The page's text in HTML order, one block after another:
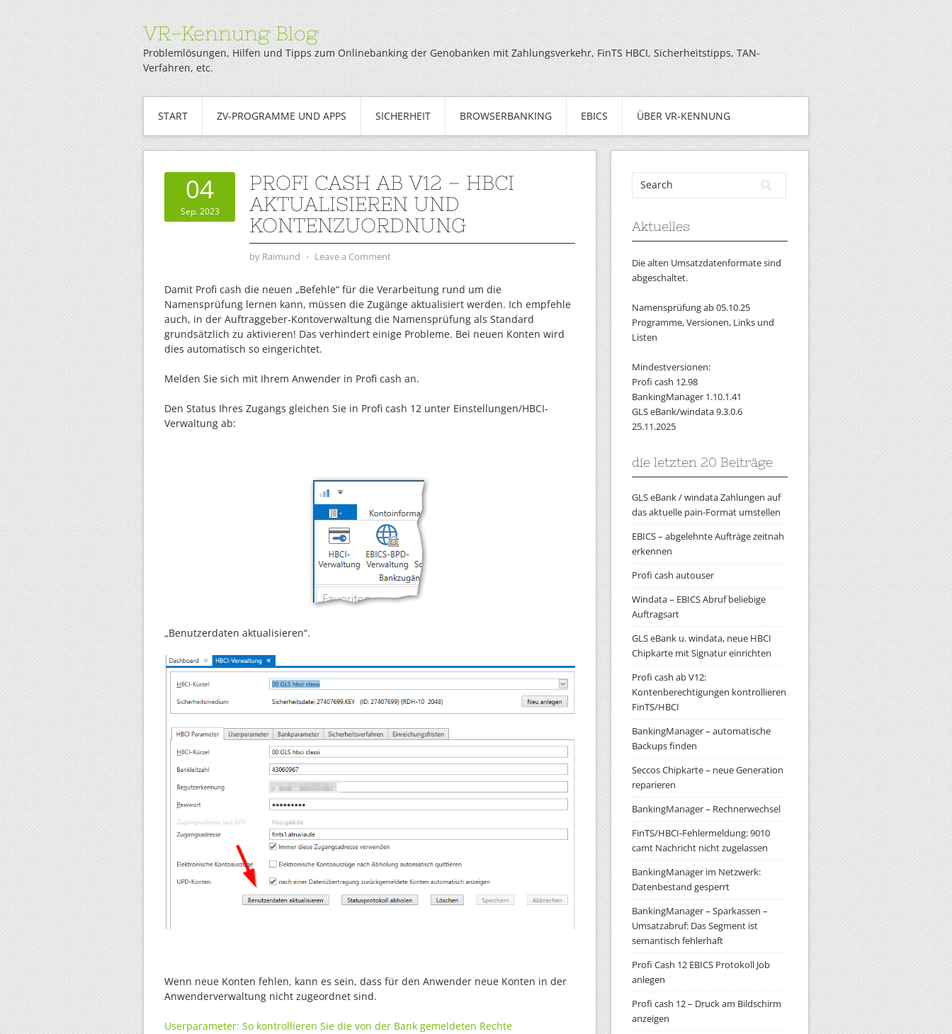
VR-Kennung Blog
Problemlösungen, Hilfen und Tipps zum Onlinebanking der Genobanken mit Zahlungsverkehr, FinTS HBCI, Sicherheitstipps, TAN-
Verfahren, etc.
START ZV-PROGRAMME UND APPS SICHERHEIT BROWSERBANKING EBICS ÜBER VR-KENNUNG
04
Sep. 2023
PROFI CASH AB V12 – HBCI
AKTUALISIEREN UND
KONTENZUORDNUNG
by Raimund ⋅ Leave a Comment
Damit Profi cash die neuen „Befehle“ für die Verarbeitung rund um die
Namensprüfung lernen kann, müssen die Zugänge aktualisiert werden. Ich empfehle
auch, in der Auftraggeber-Kontoverwaltung die Namensprüfung als Standard
grundsätzlich zu aktivieren! Das verhindert einige Probleme. Bei neuen Konten wird
dies automatisch so eingerichtet.
Melden Sie sich mit Ihrem Anwender in Profi cash an.
Den Status Ihres Zugangs gleichen Sie in Profi cash 12 unter Einstellungen/HBCI-
Verwaltung ab:
„Benutzerdaten aktualisieren“.
Wenn neue Konten fehlen, kann es sein, dass für den Anwender neue Konten in der
Anwenderverwaltung nicht zugeordnet sind.
Userparameter: So kontrollieren Sie die von der Bank gemeldeten Rechte
Aktuelles
Die alten Umsatzdatenformate sind
abgeschaltet.
Namensprüfung ab 05.10.25
Programme, Versionen, Links und
Listen
Mindestversionen:
Profi cash 12.98
BankingManager 1.10.1.41
GLS eBank/windata 9.3.0.6
25.11.2025
die letzten 20 Beiträge
GLS eBank / windata Zahlungen auf
das aktuelle pain-Format umstellen
EBICS – abgelehnte Aufträge zeitnah
erkennen
Profi cash autouser
Windata – EBICS Abruf beliebige
Auftragsart
GLS eBank u. windata, neue HBCI
Chipkarte mit Signatur einrichten
Profi cash ab V12:
Kontenberechtigungen kontrollieren
FinTS/HBCI
BankingManager – automatische
Backups finden
Seccos Chipkarte – neue Generation
reparieren
BankingManager – Rechnerwechsel
FinTS/HBCI-Fehlermeldung: 9010
camt Nachricht nicht zugelassen
BankingManager im Netzwerk:
Datenbestand gesperrt
BankingManager – Sparkassen –
Umsatzabruf: Das Segment ist
semantisch fehlerhaft
Profi Cash 12 EBICS Protokoll Job
anlegen
Profi cash 12 – Druck am Bildschirm
anzeigen